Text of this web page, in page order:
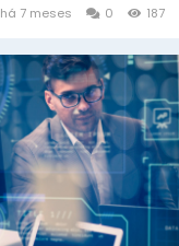
há 7 meses 0 187